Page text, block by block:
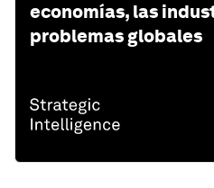
economías, las
problemas globales